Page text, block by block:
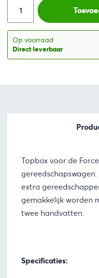
was:
€658,12.
Op voorraad
Direct leverbaar
Topbox voor de
extra
gemakkelijk worden
twee handvatten.
Specificaties: